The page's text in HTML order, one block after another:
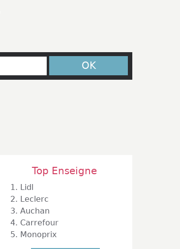
OK
Top Enseigne
1. Lidl
2. Leclerc
3. Auchan
4. Carrefour
5. Monoprix